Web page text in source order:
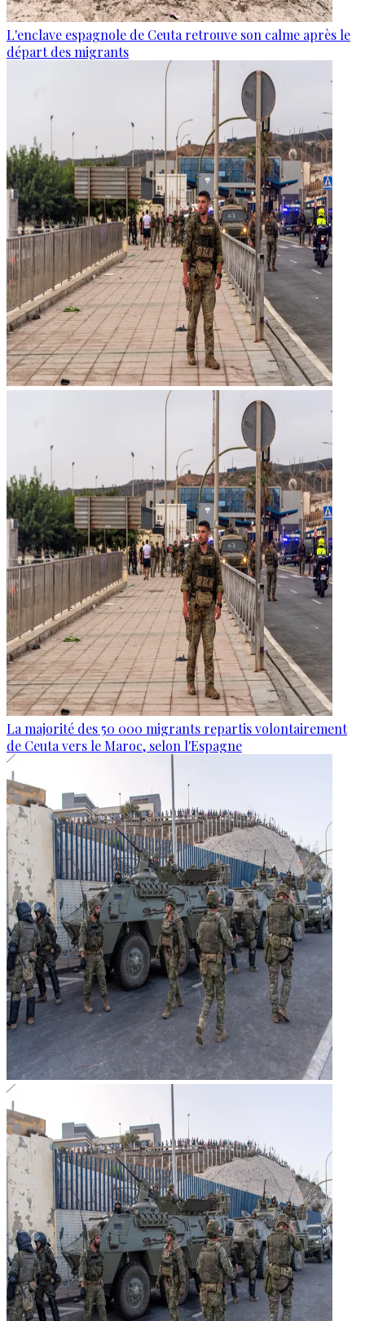
L'enclave espagnole de Ceuta retrouve son calme après le
départ des migrants
La majorité des 50 000 migrants repartis volontairement
de Ceuta vers le Maroc, selon l'Espagne